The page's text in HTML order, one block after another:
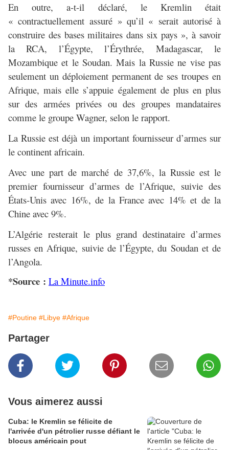
En outre, a-t-il déclaré, le Kremlin était
« contractuellement assuré » qu’il « serait autorisé à
construire des bases militaires dans six pays », à savoir
la RCA, l’Égypte, l’Érythrée, Madagascar, le
Mozambique et le Soudan. Mais la Russie ne vise pas
seulement un déploiement permanent de ses troupes en
Afrique, mais elle s’appuie également de plus en plus
sur des armées privées ou des groupes mandataires
comme le groupe Wagner, selon le rapport.
La Russie est déjà un important fournisseur d’armes sur
le continent africain.
Avec une part de marché de 37,6%, la Russie est le
premier fournisseur d’armes de l’Afrique, suivie des
États-Unis avec 16%, de la France avec 14% et de la
Chine avec 9%.
L’Algérie resterait le plus grand destinataire d’armes
russes en Afrique, suivie de l’Égypte, du Soudan et de
l’Angola.
*Source : La Minute.info
#Poutine #Libye #Afrique
Partager
Vous aimerez aussi
Cuba: le Kremlin se félicite de
l'arrivée d'un pétrolier russe défiant le
blocus américain pout